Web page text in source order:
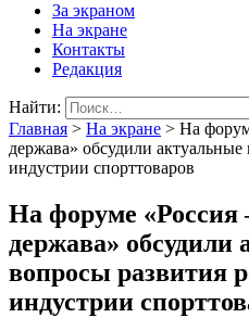
За экраном
На экране
Контакты
Редакция
Найти:
Главная > На экране > На
держава» обсудили
индустрии спорттоваров
На форуме «Россия
держава» обсудили
вопросы развития
индустрии